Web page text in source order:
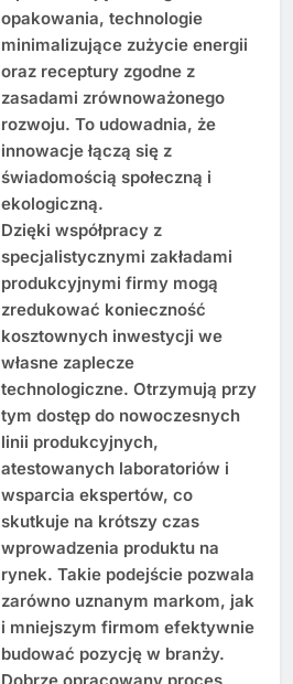
opakowania, technologie
minimalizujące zużycie energii
oraz receptury zgodne z
zasadami zrównoważonego
rozwoju. To udowadnia, że
innowacje łączą się z
świadomością społeczną i
ekologiczną.
Dzięki współpracy z
specjalistycznymi zakładami
produkcyjnymi firmy mogą
zredukować konieczność
kosztownych inwestycji we
własne zaplecze
technologiczne. Otrzymują przy
tym dostęp do nowoczesnych
linii produkcyjnych,
atestowanych laboratoriów i
wsparcia ekspertów, co
skutkuje na krótszy czas
wprowadzenia produktu na
rynek. Takie podejście pozwala
zarówno uznanym markom, jak
i mniejszym firmom efektywnie
budować pozycję w branży.